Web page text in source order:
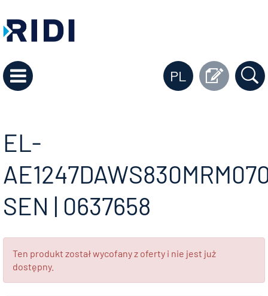
PL
EL-
SEN | 0637658
Ten produkt został wycofany z oferty i nie jest już
dostępny.